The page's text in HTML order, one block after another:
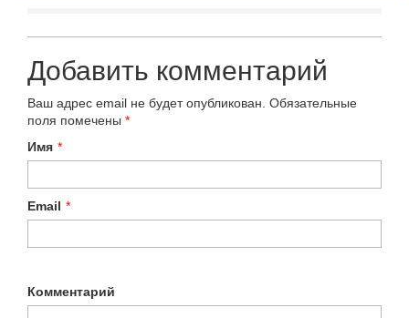
Добавить комментарий
Ваш адрес email не будет опубликован. Обязательные
поля помечены *
Имя *
Email *
Комментарий